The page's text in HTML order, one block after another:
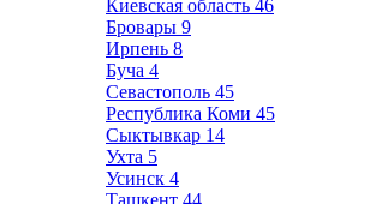
Киевская область 46
Бровары 9
Ирпень 8
Буча 4
Севастополь 45
Республика Коми 45
Сыктывкар 14
Ухта 5
Усинск 4
Ташкент 44